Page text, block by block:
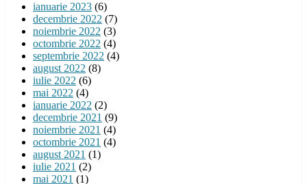
ianuarie 2023 (6)
decembrie 2022 (7)
noiembrie 2022 (3)
octombrie 2022 (4)
septembrie 2022 (4)
august 2022 (8)
iulie 2022 (6)
mai 2022 (4)
ianuarie 2022 (2)
decembrie 2021 (9)
noiembrie 2021 (4)
octombrie 2021 (4)
august 2021 (1)
iulie 2021 (2)
mai 2021 (1)